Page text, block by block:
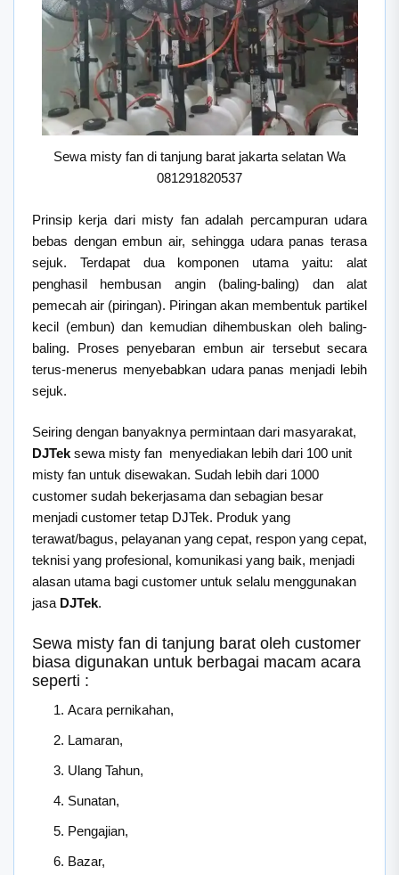
Sewa misty fan di tanjung barat jakarta selatan Wa
081291820537
Prinsip kerja dari misty fan adalah percampuran udara
bebas dengan embun air, sehingga udara panas terasa
sejuk. Terdapat dua komponen utama yaitu: alat
penghasil hembusan angin (baling-baling) dan alat
pemecah air (piringan). Piringan akan membentuk partikel
kecil (embun) dan kemudian dihembuskan oleh baling-
baling. Proses penyebaran embun air tersebut secara
terus-menerus menyebabkan udara panas menjadi lebih
sejuk.
Seiring dengan banyaknya permintaan dari masyarakat,
DJTek sewa misty fan menyediakan lebih dari 100 unit
misty fan untuk disewakan. Sudah lebih dari 1000
customer sudah bekerjasama dan sebagian besar
menjadi customer tetap DJTek. Produk yang
terawat/bagus, pelayanan yang cepat, respon yang cepat,
teknisi yang profesional, komunikasi yang baik, menjadi
alasan utama bagi customer untuk selalu menggunakan
jasa DJTek.
Sewa misty fan di tanjung barat oleh customer
biasa digunakan untuk berbagai macam acara
seperti :
Acara pernikahan,
Lamaran,
Ulang Tahun,
Sunatan,
Pengajian,
Bazar,